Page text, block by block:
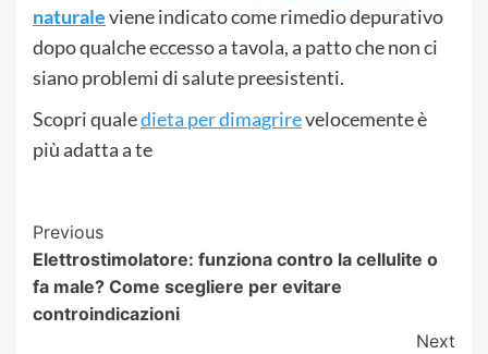
naturaleviene indicato come rimedio depurativo
dopo qualche eccesso a tavola, a patto che non ci
siano problemi di salute preesistenti.
Scopri qualedieta per dimagrirevelocemente è
più adatta a te
Post
Navigation
Previous
Elettrostimolatore: funziona contro la cellulite o
fa male? Come scegliere per evitare
controindicazioni
Next